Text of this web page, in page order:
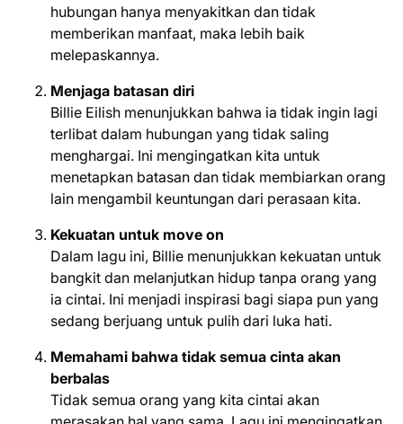
hubungan hanya menyakitkan dan tidak
memberikan manfaat, maka lebih baik
melepaskannya.
Menjaga batasan diri
Billie Eilish menunjukkan bahwa ia tidak ingin lagi
terlibat dalam hubungan yang tidak saling
menghargai. Ini mengingatkan kita untuk
menetapkan batasan dan tidak membiarkan orang
lain mengambil keuntungan dari perasaan kita.
Kekuatan untuk move on
Dalam lagu ini, Billie menunjukkan kekuatan untuk
bangkit dan melanjutkan hidup tanpa orang yang
ia cintai. Ini menjadi inspirasi bagi siapa pun yang
sedang berjuang untuk pulih dari luka hati.
Memahami bahwa tidak semua cinta akan
berbalas
Tidak semua orang yang kita cintai akan